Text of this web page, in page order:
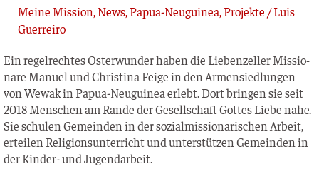
Meine Mission,News,Papua-Neuguinea,Projekte /Luis
Guerreiro
Ein regel­rech­tes Oster­wun­der haben die Lie­ben­zel­ler Mis­sio­
na­re Manu­el und Chris­ti­na Fei­ge in den Armen­sied­lun­gen
von Wewak in Papua-Neu­gui­nea erlebt. Dort brin­gen sie seit
2018 Men­schen am Ran­de der Gesell­schaft Got­tes Lie­be nahe.
Sie schu­len Gemein­den in der sozi­al­mis­sio­na­ri­schen Arbeit,
ertei­len Reli­gi­ons­un­ter­richt und unter­stüt­zen Gemein­den in
der Kin­der- und Jugendarbeit.